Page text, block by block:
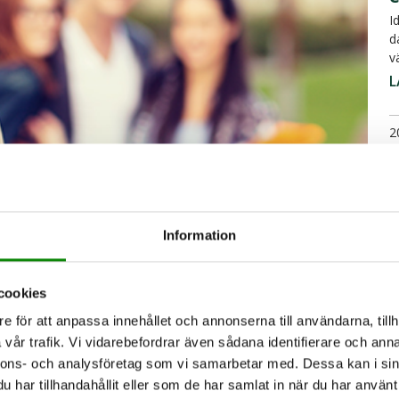
Information
för att anpassa innehållet och annonserna till användarna,
trafik. Vi vidarebefordrar även sådana identifierare och
och analysföretag som vi samarbetar med. Dessa kan i
har tillhandahållit eller som de har samlat in när du har
Det nya skolmaterial Hållbart
skolmaterial med tydligt fokus på